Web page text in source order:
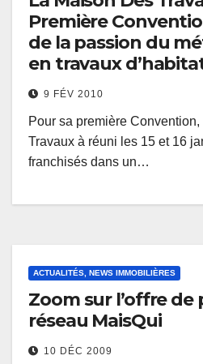
Première
de la passion du
en travaux
9 FÉV 2010
Pour sa première
Travaux à réuni les 15 et 16
franchisés dans un…
ACTUALITÉS, NEWS IMMOBILIÈRES
Zoom sur l’offre
réseau MaisQui
10 DÉC 2009